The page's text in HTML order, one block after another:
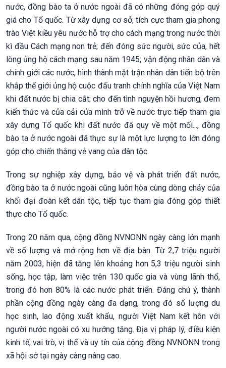
nước, đồng bào ta ở nước ngoài đã có những đóng góp quý
giá cho Tổ quốc. Từ xây dựng cơ sở, tích cực tham gia phong
trào Việt kiều yêu nước hỗ trợ cho cách mạng trong nước thời
kì đầu Cách mạng non trẻ; đến đóng sức người, sức của, hết
lòng ủng hộ cách mạng sau năm 1945; vận động nhân dân và
chính giới các nước, hình thành mặt trận nhân dân tiến bộ trên
khắp thế giới ủng hộ cuộc đấu tranh chính nghĩa của Việt Nam
khi đất nước bị chia cắt; cho đến tình nguyện hồi hương, đem
kiến thức và của cải của mình trở về nước trực tiếp tham gia
xây dựng Tổ quốc khi đất nước đã quy về một mối..., đồng
bào ta ở nước ngoài đã thực sự là một lực lượng to lớn đóng
góp cho chiến thắng vẻ vang của dân tộc.
Trong sự nghiệp xây dựng, bảo vệ và phát triển đất nước,
đồng bào ta ở nước ngoài cũng luôn hòa cùng dòng chảy của
khối đại đoàn kết dân tộc, tiếp tục tham gia đóng góp thiết
thực cho Tổ quốc.
Trong 20 năm qua, cộng đồng NVNONN ngày càng lớn mạnh
về số lượng và mở rộng hơn về địa bàn. Từ 2,7 triệu người
năm 2003, hiện đã tăng lên khoảng hơn 5,3 triệu người sinh
sống, học tập, làm việc trên 130 quốc gia và vùng lãnh thổ,
trong đó hơn 80% là các nước phát triển. Đáng chú ý, thành
phần cộng đồng ngày càng đa dạng, trong đó số lượng du
học sinh, lao động xuất khẩu, người Việt Nam kết hôn với
người nước ngoài có xu hướng tăng. Địa vị pháp lý, điều kiện
kinh tế, vai trò, vị thế và uy tín của cộng đồng NVNONN trong
xã hội sở tại ngày càng nâng cao.